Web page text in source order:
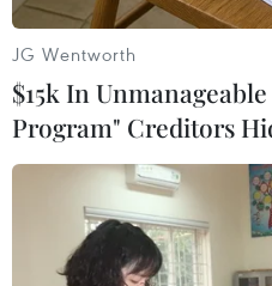
JG Wentworth
$15k In
Program" Creditors